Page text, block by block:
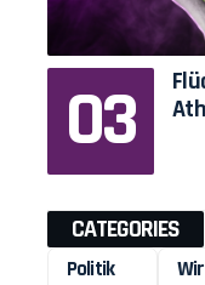
CATEGORIES
Politik